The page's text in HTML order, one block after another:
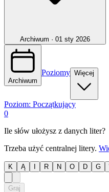
Archiwum · 01 sty 2026
Archiwum
Poziomy Więcej
Poziom: Początkujący
0
Ile słów ułożysz z danych liter?
Trzeba użyć centralnej litery.
K Ą R N O D G
Graj